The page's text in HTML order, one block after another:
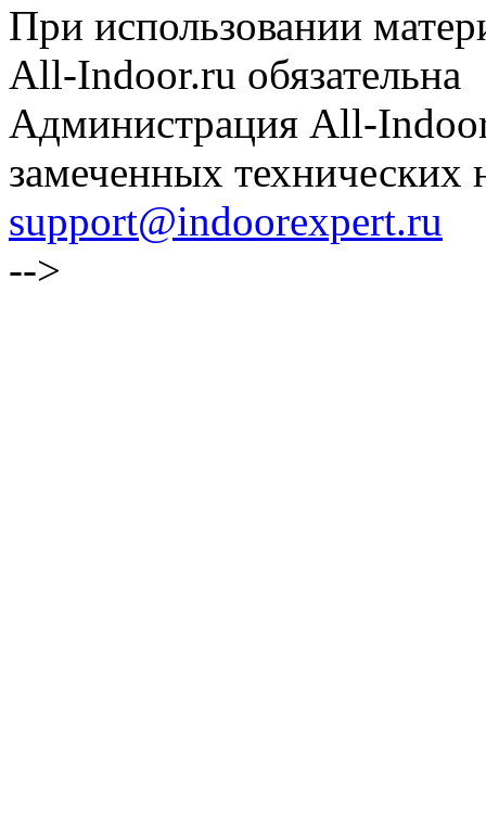
При использовании
All-Indoor.ru обязательна
Администрация All-
замеченных технических
support@indoorexpert.ru
-->